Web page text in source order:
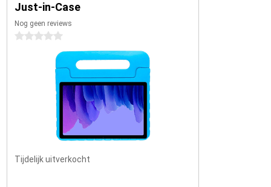
Just-in-Case
Nog geen reviews
0 sterren
Tijdelijk uitverkocht